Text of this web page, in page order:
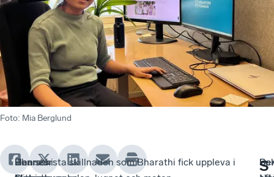
Foto: Mia Berglund
Bharathi
Hennes
Han
Den största skillnaden som Bharathi fick uppleva i
–
S